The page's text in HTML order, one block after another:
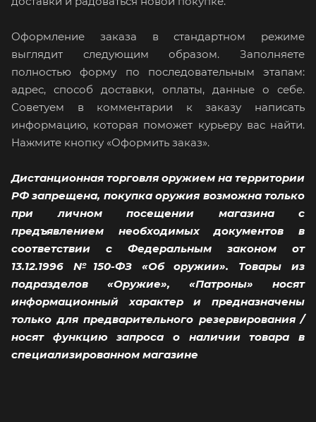
Оформление заказа в стандартном режиме
выглядит следующим образом. Заполняете
полностью форму по последовательным этапам:
адрес, способ доставки, оплаты, данные о себе.
Советуем в комментарии к заказу написать
информацию, которая поможет курьеру вас найти.
Нажмите кнопку «Оформить заказ».
Дистанционная торговля оружием на территории
РФ запрещена, покупка оружия возможна только
при личном посещении магазина с
предъявлением необходимых документов в
соответствии с Федеральным законом от
13.12.1996 №150-ФЗ «Об оружии». Товары из
подразделов «Оружие», «Патроны» носят
информационный характер и предназначены
только для предварительного резервирования /
носят функцию запроса о наличии товара в
специализированном магазине